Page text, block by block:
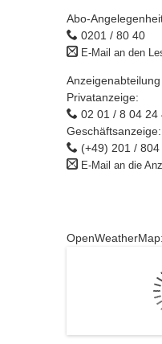
Abo-
0201 / 80 40
E-Mail an den
Anzeigenabteilung
Privatanzeige:
02 01 / 8 04 24
Geschäftsanzeige:
(+49) 201 / 804
E-Mail an die